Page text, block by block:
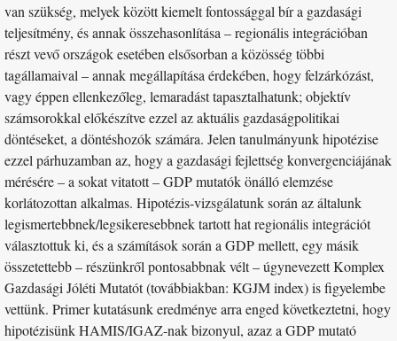
van szükség, melyek között kiemelt fontossággal bír a gazdasági
teljesítmény, és annak összehasonlítása – regionális integrációban
részt vevő országok esetében elsősorban a közösség többi
tagállamaival – annak megállapítása érdekében, hogy felzárkózást,
vagy éppen ellenkezőleg, lemaradást tapasztalhatunk; objektív
számsorokkal előkészítve ezzel az aktuális gazdaságpolitikai
döntéseket, a döntéshozók számára. Jelen tanulmányunk hipotézise
ezzel párhuzamban az, hogy a gazdasági fejlettség konvergenciájának
mérésére – a sokat vitatott – GDP mutatók önálló elemzése
korlátozottan alkalmas. Hipotézis-vizsgálatunk során az általunk
legismertebbnek/legsikeresebbnek tartott hat regionális integrációt
választottuk ki, és a számítások során a GDP mellett, egy másik
összetettebb – részünkről pontosabbnak vélt – úgynevezett Komplex
Gazdasági Jóléti Mutatót (továbbiakban: KGJM index) is figyelembe
vettünk. Primer kutatásunk eredménye arra enged következtetni, hogy
hipotézisünk HAMIS/IGAZ-nak bizonyul, azaz a GDP mutató